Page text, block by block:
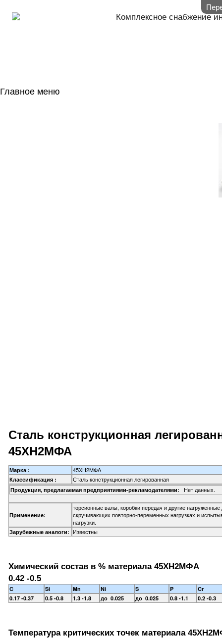
Комплексное снабжение
Главное меню
Сталь конструкционная
45ХН2МФА
Марка : 45ХН2МФА
Классификация : Сталь конструкционная легированная
Продукция, предлагаемая предприятиями-рекламодателями: Нет данных.
Применение:
торсионные валы, коробки передач и другие
скручивающих повторно-переменных нагрузках и
нагрузки.
Зарубежные аналоги: Известны
Химический состав в % материала 45ХН2МФА
0.42 -0.5
C Si Mn Ni S P
Cr
0.17 -0.37
0.5 -0.8 1.3 -1.8 до 0.025 до 0.025 0.8 -1.1 0.2 -0.3
Температура критических точек материала